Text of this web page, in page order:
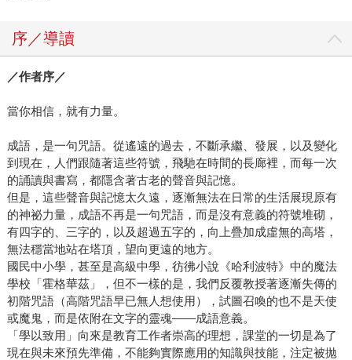
序／導讀
／作者序／
當你相信，就有力量。
成語，是一句咒語。從遙遠的過去，不斷承繼、發展，以及變化
到現在，人們跟隨著這些符號，飛馳在時間的長廊裡，而每一次
的誦讀與書寫，都隱含著古老的聲音與記憶。
但是，這些聲音與記憶太久遠，逐漸無法在日常的生活展現原有
的神祕力量，成語不再是一句咒語，而是沒有意義的符號堆砌，
有四字的、三字的，以及超過五字的，向上疊加成虛無的高塔，
無法穩當地站在塔頂，望向更遠的地方。
國民中小學，甚至是高級中學，彷彿小說《哈利波特》中的魔法
學校「霍格華茲」，但不一樣的是，我們反覆教授著逐漸失傳的
初階咒語（高階咒語早已無人想使用），試圖召喚的也不是天使
或魔鬼，而是依附在文字的靈魂——成語意義。
「學以致用」向來是教育工作者崇高的理想，課堂的一切是為了
現在與未來預先準備，不能夠實際應用的知識與技能，注定被拋